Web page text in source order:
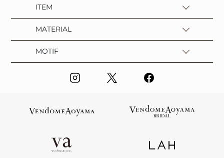
ITEM
MATERIAL
MOTIF